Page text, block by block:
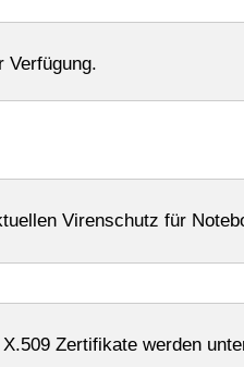
Verfügung.
Virenschutz für
Zertifikate werden